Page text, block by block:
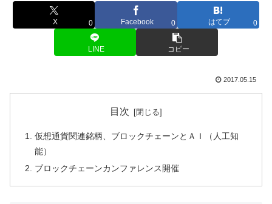
X 0 Facebook 0 はてブ 0
LINE コピー
2017.05.15
目次
仮想通貨関連銘柄、ブロックチェーンとＡＩ（人工知
能）
ブロックチェーンカンファレンス開催